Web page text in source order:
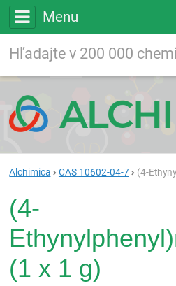
Menu
Vyhľadávanie
Alchimica CAS 10602-04-7 (4-
(4-
(1 x 1 g)